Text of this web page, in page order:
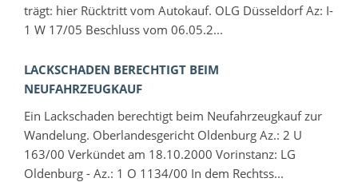
trägt: hier Rücktritt vom Autokauf. OLG Düsseldorf Az: I-
1 W 17/05 Beschluss vom 06.05.2...
LACKSCHADEN BERECHTIGT BEIM
NEUFAHRZEUGKAUF
Ein Lackschaden berechtigt beim Neufahrzeugkauf zur
Wandelung. Oberlandesgericht Oldenburg Az.: 2 U
163/00 Verkündet am 18.10.2000 Vorinstanz: LG
Oldenburg - Az.: 1 O 1134/00 In dem Rechtss...